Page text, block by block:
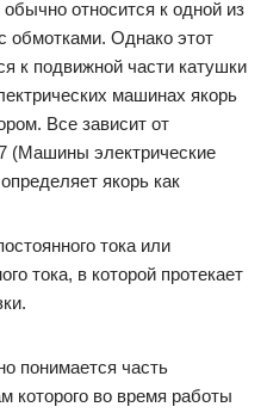
обычно относится к одной из
обмотками. Однако этот
к подвижной части катушки
машинах якорь
Все зависит от
(Машины электрические
якорь как
тока или
тока, в которой протекает
понимается часть
которого во время работы